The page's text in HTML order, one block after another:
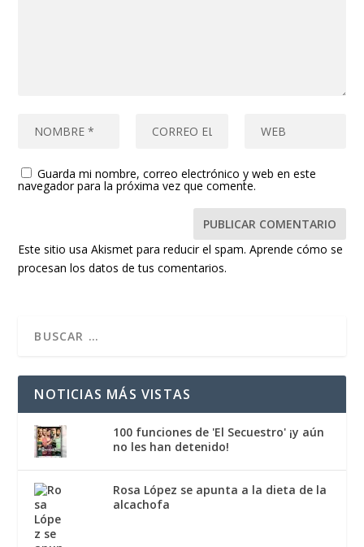
Guarda mi nombre, correo electrónico y web en este
navegador para la próxima vez que comente.
Este sitio usa Akismet para reducir el spam.Aprende cómo se
procesan los datos de tus comentarios.
NOTICIAS MÁS VISTAS
100 funciones de 'El Secuestro' ¡y aún
no les han detenido!
Rosa López se apunta a la dieta de la
alcachofa